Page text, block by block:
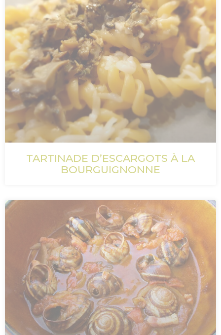
TARTINADE D’ESCARGOTS À LA
BOURGUIGNONNE